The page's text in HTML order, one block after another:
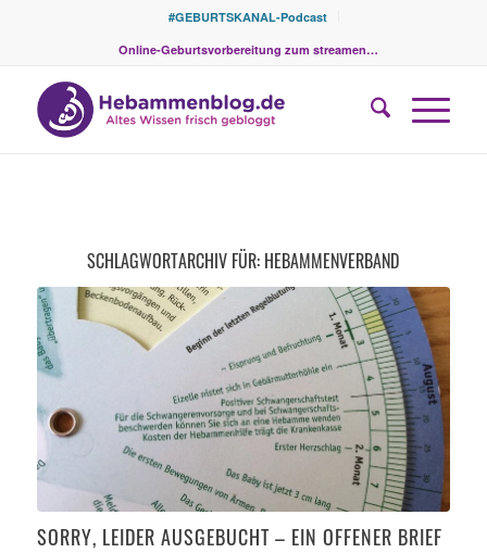
#GEBURTSKANAL-Podcast
Online-Geburtsvorbereitung zum streamen…
SCHLAGWORTARCHIV FÜR: HEBAMMENVERBAND
SORRY, LEIDER AUSGEBUCHT – EIN OFFENER BRIEF